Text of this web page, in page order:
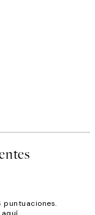
puntuaciones.